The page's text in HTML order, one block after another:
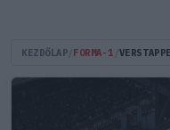
KEZDŐLAP FORMA-1